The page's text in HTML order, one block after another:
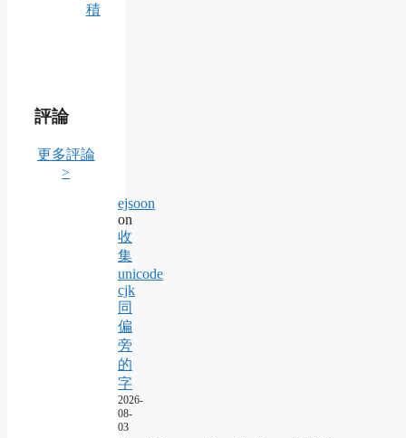
積
評論
更多評論
>
ejsoon
on
收
集
unicode
cjk
同
偏
旁
的
字
2026-
08-
03